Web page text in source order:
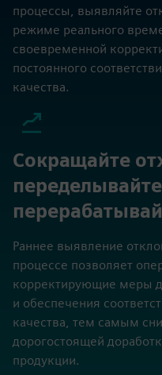
процессы, выявляйте
режиме реального
своевременной
постоянного
качества.
Сокращайте
Раннее выявление
процессе позволяет
корректирующие меры
и обеспечения
качества, тем самым
дорогостоящей
продукции.